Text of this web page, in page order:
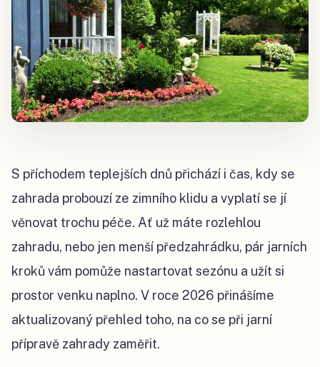
S příchodem teplejších dnů přichází i čas, kdy se
zahrada probouzí ze zimního klidu a vyplatí se jí
věnovat trochu péče. Ať už máte rozlehlou
zahradu, nebo jen menší předzahrádku, pár jarních
kroků vám pomůže nastartovat sezónu a užít si
prostor venku naplno. V roce 2026 přinášíme
aktualizovaný přehled toho, na co se při jarní
přípravě zahrady zaměřit.